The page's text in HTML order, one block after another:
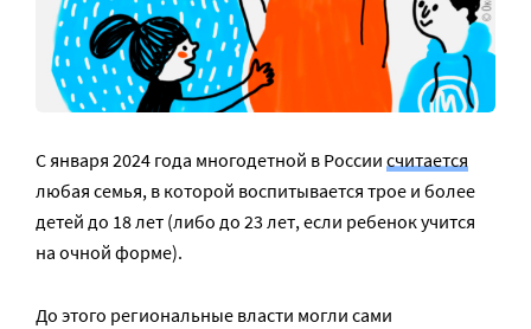
С января 2024 года многодетной в России считается
любая семья, в которой воспитывается трое и более
детей до 18 лет (либо до 23 лет, если ребенок учится
на очной форме).
До этого региональные власти могли сами